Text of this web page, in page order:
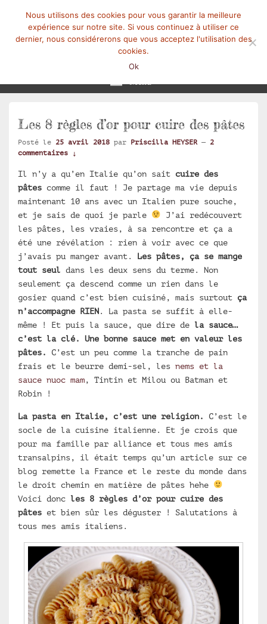
Les 8 règles d’or pour cuire des pâtes
Posté le 25 avril 2018 par Priscilla HEYSER — 2
commentaires ↓
Il n’y a qu’en Italie qu’on sait cuire des
pâtes comme il faut ! Je partage ma vie depuis
maintenant 10 ans avec un Italien pure souche,
et je sais de quoi je parle
J’ai redécouvert
les pâtes, les vraies, à sa rencontre et ça a
été une révélation : rien à voir avec ce que
j’avais pu manger avant. Les pâtes, ça se mange
tout seul dans les deux sens du terme. Non
seulement ça descend comme un rien dans le
gosier quand c’est bien cuisiné, mais surtout ça
n’accompagne RIEN. La pasta se suffit à elle-
même ! Et puis la sauce, que dire de la sauce…
c’est la clé.
Une bonne sauce met en valeur les
pâtes.
C’est un peu comme la tranche de pain
frais et le beurre demi-sel, les nems et la
sauce nuoc mam, Tintin et Milou ou Batman et
Robin !
La pasta en Italie, c’est une religion.
C’est le
socle de la cuisine italienne. Et je crois que
pour ma famille par alliance et tous mes amis
transalpins, il était temps qu’un article sur ce
blog remette la France et le reste du monde dans
le droit chemin en matière de pâtes hehe
Voici donc les 8 règles d’or pour cuire des
pâtes et bien sûr les déguster ! Salutations à
tous mes amis italiens.
Nous utilisons des cookies pour vous garantir la meilleure
expérience sur notre site. Si vous continuez à utiliser ce
dernier, nous considérerons que vous acceptez l'utilisation des
cookies.
Ok